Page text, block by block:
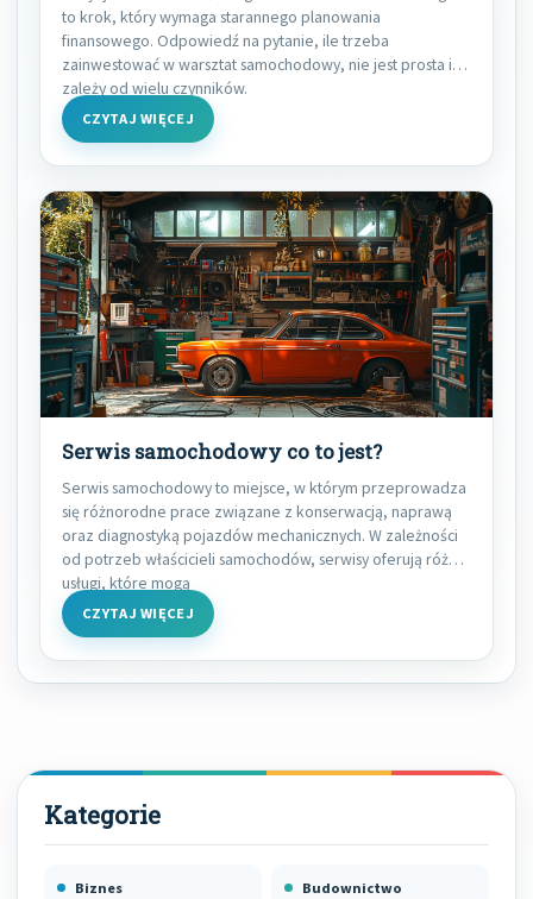
to krok, który wymaga starannego planowania
finansowego. Odpowiedź na pytanie, ile trzeba
zainwestować w warsztat samochodowy, nie jest prosta i
zależy od wielu czynników.
CZYTAJ WIĘCEJ
Serwis samochodowy co to jest?
Serwis samochodowy to miejsce, w którym przeprowadza
się różnorodne prace związane z konserwacją, naprawą
oraz diagnostyką pojazdów mechanicznych. W zależności
od potrzeb właścicieli samochodów, serwisy oferują różne
usługi, które mogą
CZYTAJ WIĘCEJ
Biznes Budownictwo